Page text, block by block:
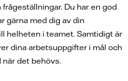
Du har en god
gärna med dig av din
helheten i teamet. Samtidigt är
dina arbetsuppgifter i mål och
det behövs.